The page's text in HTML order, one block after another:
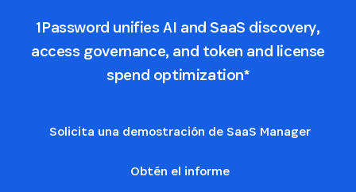
1Password unifies AI and SaaS discovery,
access governance, and token and license
spend optimization*
Solicita una demostración de SaaS Manager
Obtén el informe